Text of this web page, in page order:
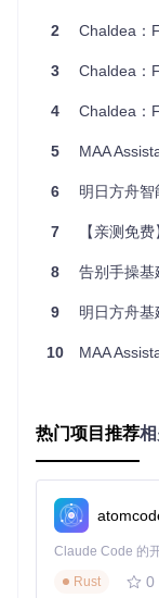
扰，Chaldea都
解决方案：
从者培养规划系统
场景化操作指引
当你获得新从者
养路径。只需添
算所需素材，显
攻克关键素材。
[!NOTE] 支持
场景化操作指引：
面对棘手的高难
队伍、敌人和场
以提前发现阵容
策略。
[!NOTE] 可调
战斗结果，提
2 Chaldea：
3 Chaldea：
4 Chaldea：
5 MAA Assistant
6 明日方舟智能
7 【亲测免费】
8 告别手操基建
9 明日方舟基
10 MAA Assistant
热门项目推荐
Rust
0